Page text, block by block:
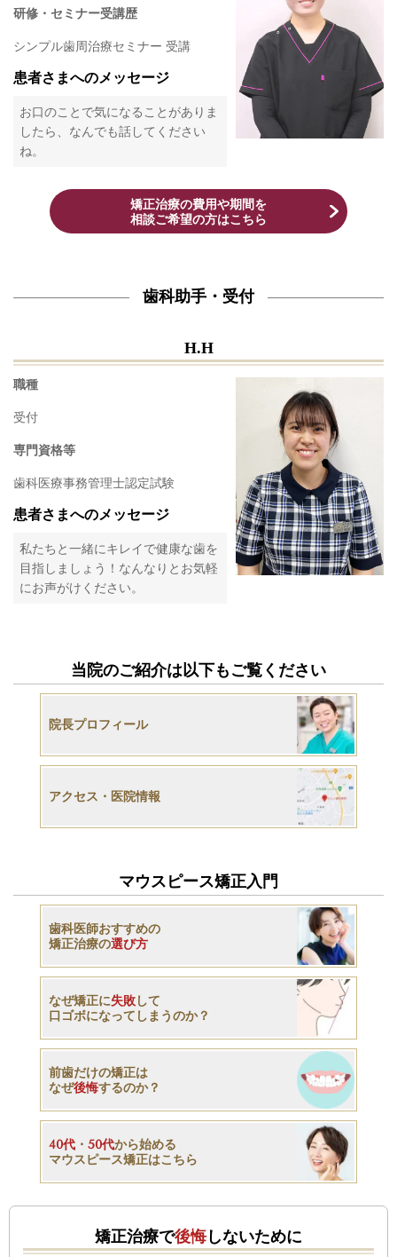
研修・セミナー受講歴
シンプル歯周治療セミナー 受講
患者さまへのメッセージ
お口のことで気になることがありま
したら、なんでも話してください
ね。
矯正治療の費用や期間を
相談ご希望の方はこちら
歯科助手・受付
H.H
職種
受付
専門資格等
歯科医療事務管理士認定試験
患者さまへのメッセージ
私たちと一緒にキレイで健康な歯を
目指しましょう！なんなりとお気軽
にお声がけください。
当院のご紹介は以下もご覧ください
院長プロフィール
アクセス・医院情報
マウスピース矯正入門
歯科医師おすすめの
矯正治療の選び方
なぜ矯正に失敗して
口ゴボになってしまうのか？
前歯だけの矯正は
なぜ後悔するのか？
40代 ・50代から始める
マウスピース矯正はこちら
矯正治療で後悔しないために